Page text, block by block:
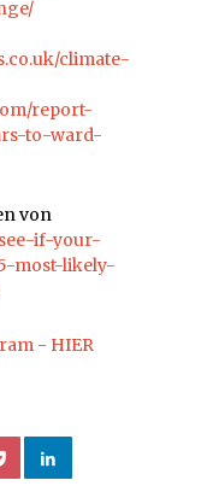
climate-
report-
to-ward-
von
if-your-
most-likely-
- HIER